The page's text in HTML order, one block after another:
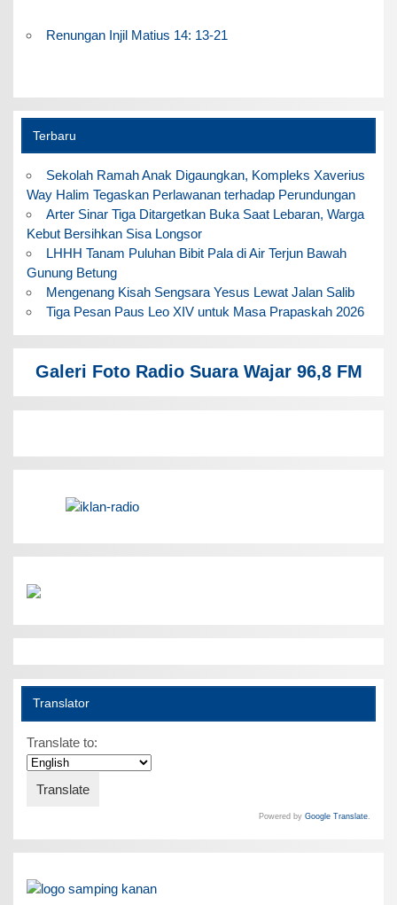
Renungan Injil Matius 14: 13-21
Terbaru
Sekolah Ramah Anak Digaungkan, Kompleks Xaverius
Way Halim Tegaskan Perlawanan terhadap Perundungan
Arter Sinar Tiga Ditargetkan Buka Saat Lebaran, Warga
Kebut Bersihkan Sisa Longsor
LHHH Tanam Puluhan Bibit Pala di Air Terjun Bawah
Gunung Betung
Mengenang Kisah Sengsara Yesus Lewat Jalan Salib
Tiga Pesan Paus Leo XIV untuk Masa Prapaskah 2026
Galeri Foto Radio Suara Wajar 96,8 FM
Translator
Translate to:
Powered by Google Translate.